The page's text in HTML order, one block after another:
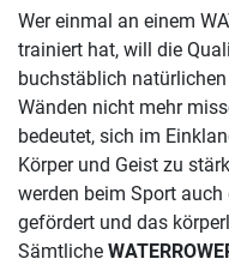
Wer einmal an einem
trainiert hat, will die
buchstäblich
Wänden nicht mehr
bedeutet, sich im
Körper und Geist zu
werden beim Sport
gefördert und das
Sämtliche